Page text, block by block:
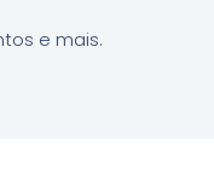
e mais.